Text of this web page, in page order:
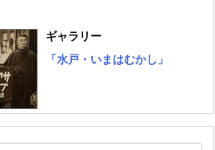
ギャラリー
「水戸・いまはむかし」